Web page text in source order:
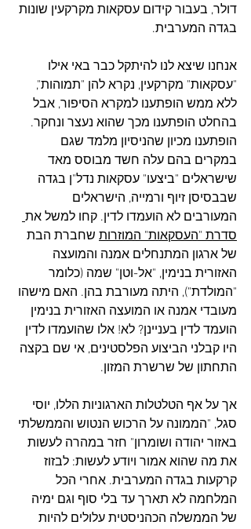
דולר, בעבור קידום עסקאות מקרקעין שונות
בגדה המערבית.
אנחנו שיצא לנו להיתקל כבר באי אילו
"עסקאות" מקרקעין, נקרא להן "תמוהות",
ללא ממש הופתענו למקרא הסיפור, אבל
בהחלט הופתענו מכך שהוא נעצר ונחקר.
הופתענו מכיון שהניסיון מלמד שגם
במקרים בהם עלה חשד מבוסס מאד
שישראלים "ביצעו" עסקאות נדל"ן בגדה
שבבסיסן זיוף ורמייה, הישראלים
המעורבים לא הועמדו לדין. קחו למשל את
סדרת "העסקאות" המוזרות שחברת הבת
של ארגון המתנחלים אמנה והמועצה
האזורית בנימין, "אל-וטן" שמה (כלומר
"המולדת"), היתה מעורבת בהן. האם מישהו
מעובדי אמנה או המועצה האזורית בנימין
הועמד לדין בעניינן? לא! אלו שהועמדו לדין
היו קבלני הביצוע הפלסטינים, אי שם בקצה
התחתון של שרשרת המזון.
אך על אף הטלטלות הארגוניות הללו, יוסי
סגל, "הממונה על הרכוש הנטוש והממשלתי
באזור יהודה ושומרון" חזר במהרה לעשות
את מה שהוא אמור ויודע לעשות: לבזוז
קרקעות בגדה המערבית. אחרי הכל
המלחמה לא תארך עד בלי סוף וגם ימיה
של הממשלה הכהניסטית עלולים להיות